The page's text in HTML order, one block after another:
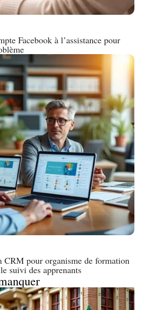
Facebook à l’assistance pour
CRM pour organisme de formation
suivi des apprenants